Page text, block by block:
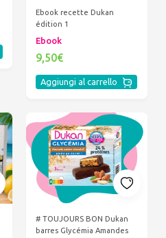
Ebook recette Dukan
édition 1
Ebook
9,50€
Aggiungi al carrello
# TOUJOURS BON Dukan
barres Glycémia Amandes